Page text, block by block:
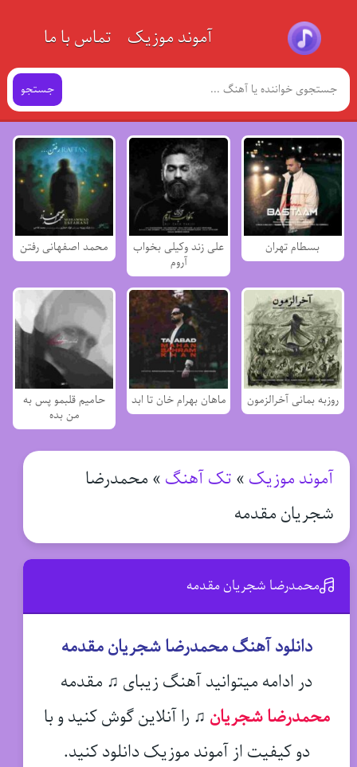
آموند موزیک تماس با ما
جستجو
بسطام تهران
علی زند وکیلی بخواب
آروم
محمد اصفهانی رفتن
روزبه بمانی آخرالزمون ماهان بهرام خان تا ابد
حامیم قلبمو پس به
من بده
آموند موزیک » تک آهنگ » محمدرضا
شجریان مقدمه
محمدرضا شجریان مقدمه
دانلود آهنگ محمدرضا شجریان مقدمه
در ادامه میتوانید آهنگ زیبای ♫ مقدمه
محمدرضا شجریان ♫ را آنلاین گوش کنید و با
دو کیفیت از آموند موزیک دانلود کنید.